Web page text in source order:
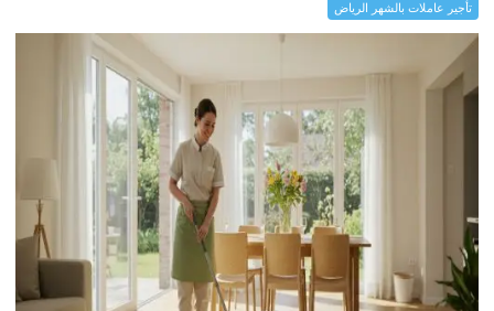
تأجير عاملات بالشهر الرياض